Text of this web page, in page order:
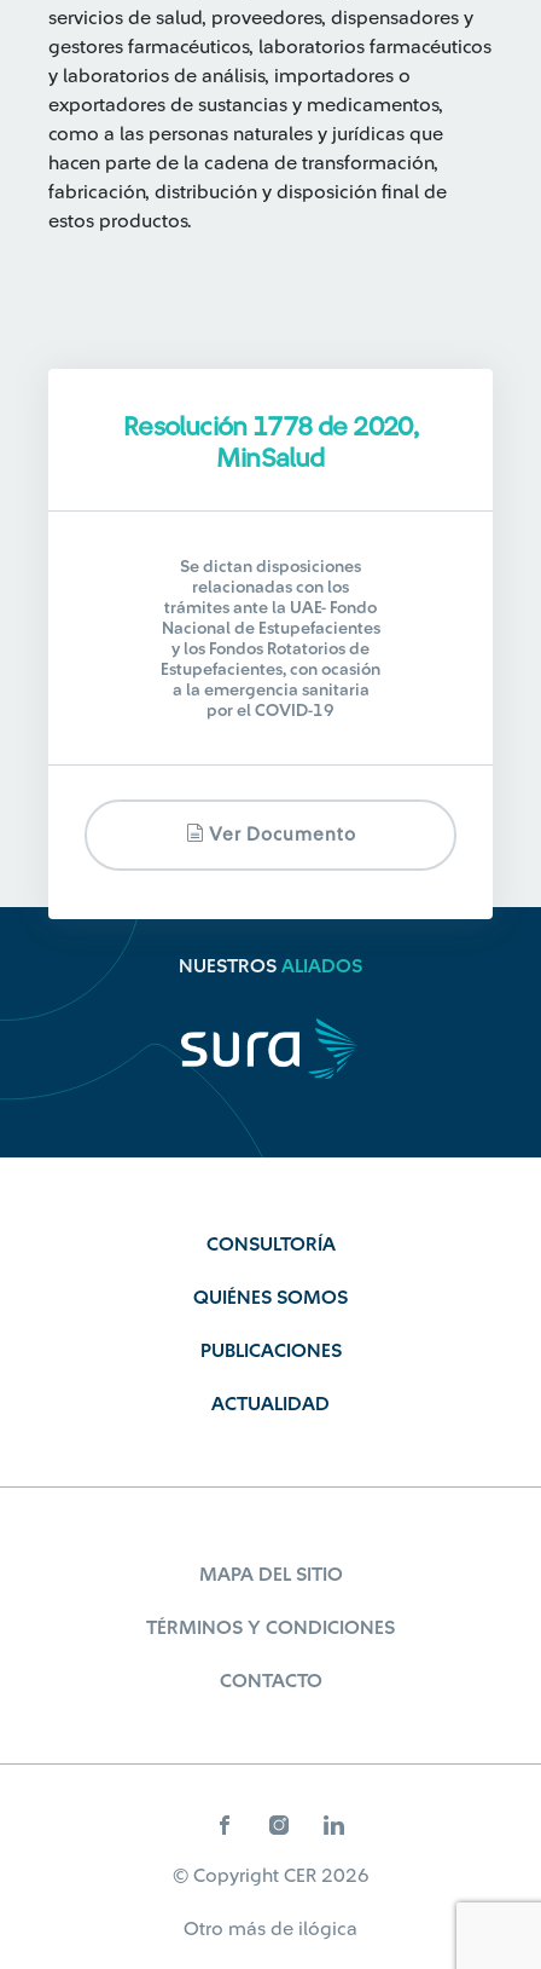
servicios de salud, proveedores, dispensadores y
gestores farmacéuticos, laboratorios farmacéuticos
y laboratorios de análisis, importadores o
exportadores de sustancias y medicamentos,
como a las personas naturales y jurídicas que
hacen parte de la cadena de transformación,
fabricación, distribución y disposición final de
estos productos.
Resolución 1778 de 2020,
MinSalud
Se dictan disposiciones
relacionadas con los
trámites ante la UAE- Fondo
Nacional de Estupefacientes
y los Fondos Rotatorios de
Estupefacientes, con ocasión
a la emergencia sanitaria
por el COVID-19
Ver Documento
NUESTROS ALIADOS
CONSULTORÍA
QUIÉNES SOMOS
PUBLICACIONES
ACTUALIDAD
MAPA DEL SITIO
TÉRMINOS Y CONDICIONES
CONTACTO
© Copyright CER 2026
Otro más de ilógica